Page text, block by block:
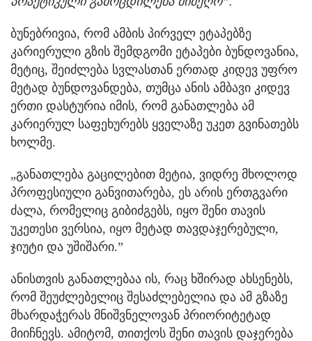
ბუნებრივია, რომ ამბის პირველ ეტაპებზე
კარიერული გზის შემდგომი ეტაპები ბუნდოვანია,
მეტიც, შეიძლება სვლასთან ერთად კიდევ უფრო
მეტად ბუნდოვანდება, თუმცა ანის ამბავი კიდევ
ერთი დასტურია იმის, რომ განათლება ამ
კარიერულ საფეხურებს ყველაზე უკეთ გვინათებს
ხოლმე.
„განათლება გაცილებით მეტია, ვიდრე მხოლოდ
პროფესიული განვითარება, ეს არის ერთგვარი
ძალა, რომელიც გიბიძგებს, იყო შენი თავის
უკეთესი ვერსია, იყო მეტად თავდაჯერებული,
ჯიუტი და უშიშარი.”
ანისთვის განათლებაა ის, რაც ხშირად ახსენებს,
რომ შეუძლებელიც შესაძლებელია და ამ გზაზე
მხარდაჭერას მნიშვნელოვან პრიორიტეტად
მიიჩნევს. ამიტომ, თითქოს შენი თავის დაჯერება